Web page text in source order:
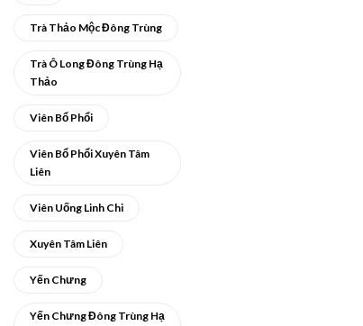
Trà Thảo Mộc Đông Trùng
Trà Ô Long Đông Trùng Hạ
Thảo
Viên Bổ Phổi
Viên Bổ Phổi Xuyên Tâm
Liên
Viên Uống Linh Chi
Xuyên Tâm Liên
Yến Chưng
Yến Chưng Đông Trùng Hạ